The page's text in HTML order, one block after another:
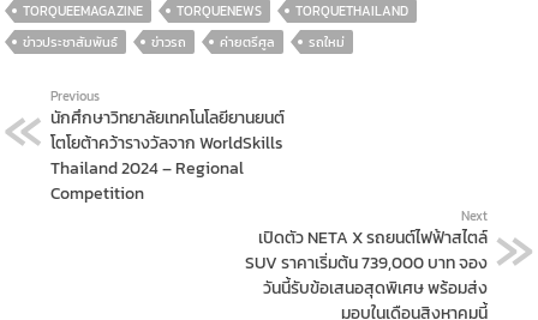
TORQUEEMAGAZINE
TORQUENEWS
TORQUETHAILAND
ข่าวประชาสัมพันธ์
ข่าวรถ ค่ายตรีศูล รถใหม่
Previous
นักศึกษาวิทยาลัยเทคโนโลยียานยนต์
โตโยต้าคว้ารางวัลจาก WorldSkills
Thailand 2024 – Regional
Competition
Next
เปิดตัว NETA X รถยนต์ไฟฟ้าสไตล์
SUV ราคาเริ่มต้น 739,000 บาท จอง
วันนี้รับข้อเสนอสุดพิเศษ พร้อมส่ง
มอบในเดือนสิงหาคมนี้